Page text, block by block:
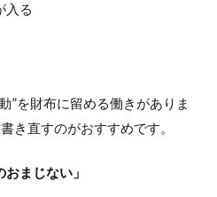
入る
”を財布に留める働きがありま
き直すのがおすすめです。
まじない」